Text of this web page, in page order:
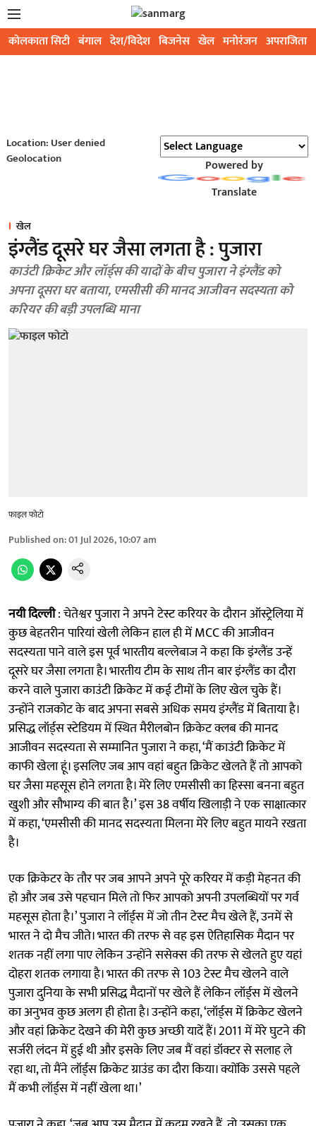
कोलकाता सिटी बंगाल देश/विदेश बिजनेस खेल मनोरंजन अपराजिता
Location: User denied
Geolocation
Powered by
Translate
खेल
इंग्लैंड दूसरे घर जैसा लगता है : पुजारा
काउंटी क्रिकेट और लॉर्ड्स की यादों के बीच पुजारा ने इंग्लैंड को
अपना दूसरा घर बताया, एमसीसी की मानद आजीवन सदस्यता को
करियर की बड़ी उपलब्धि माना
फाइल फोटो
Published on:01 Jul 2026, 10:07 am
नयी दिल्ली: चेतेश्वर पुजारा ने अपने टेस्ट करियर के दौरान ऑस्ट्रेलिया में
कुछ बेहतरीन पारियां खेली लेकिन हाल ही में MCC की आजीवन
सदस्यता पाने वाले इस पूर्व भारतीय बल्लेबाज ने कहा कि इंग्लैंड उन्हें
दूसरे घर जैसा लगता है। भारतीय टीम के साथ तीन बार इंग्लैंड का दौरा
करने वाले पुजारा काउंटी क्रिकेट में कई टीमों के लिए खेल चुके हैं।
उन्होंने राजकोट के बाद अपना सबसे अधिक समय इंग्लैंड में बिताया है।
प्रसिद्ध लॉर्ड्स स्टेडियम में स्थित मैरीलबोन क्रिकेट क्लब की मानद
आजीवन सदस्यता से सम्मानित पुजारा ने कहा, ‘मैं काउंटी क्रिकेट में
काफी खेला हूं। इसलिए जब आप वहां बहुत क्रिकेट खेलते हैं तो आपको
घर जैसा महसूस होने लगता है। मेरे लिए एमसीसी का हिस्सा बनना बहुत
खुशी और सौभाग्य की बात है।’ इस 38 वर्षीय खिलाड़ी ने एक साक्षात्कार
में कहा, ‘एमसीसी की मानद सदस्यता मिलना मेरे लिए बहुत मायने रखता
है।
एक क्रिकेटर के तौर पर जब आपने अपने पूरे करियर में कड़ी मेहनत की
हो और जब उसे पहचान मिले तो फिर आपको अपनी उपलब्धियों पर गर्व
महसूस होता है।’ पुजारा ने लॉर्ड्स में जो तीन टेस्ट मैच खेले हैं, उनमें से
भारत ने दो मैच जीते। भारत की तरफ से वह इस ऐतिहासिक मैदान पर
शतक नहीं लगा पाए लेकिन उन्होंने ससेक्स की तरफ से खेलते हुए यहां
दोहरा शतक लगाया है। भारत की तरफ से 103 टेस्ट मैच खेलने वाले
पुजारा दुनिया के सभी प्रसिद्ध मैदानों पर खेले हैं लेकिन लॉर्ड्स में खेलने
का अनुभव कुछ अलग ही होता है। उन्होंने कहा, ‘लॉर्ड्स में क्रिकेट खेलने
और वहां क्रिकेट देखने की मेरी कुछ अच्छी यादें हैं। 2011 में मेरे घुटने की
सर्जरी लंदन में हुई थी और इसके लिए जब मैं वहां डॉक्टर से सलाह ले
रहा था, तो मैंने लॉर्ड्स क्रिकेट ग्राउंड का दौरा किया। क्योंकि उससे पहले
मैं कभी लॉर्ड्स में नहीं खेला था।’